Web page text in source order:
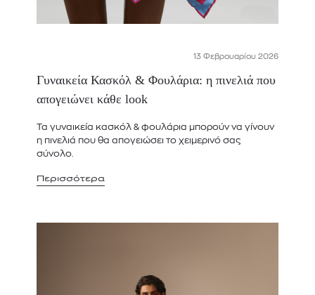
13 Φεβρουαρίου 2026
Γυναικεία Κασκόλ & Φουλάρια: η πινελιά που
απογειώνει κάθε look
Τα γυναικεία κασκόλ & φουλάρια μπορούν να γίνουν
η πινελιά που θα απογειώσει το χειμερινό σας
σύνολο.
Περισσότερα